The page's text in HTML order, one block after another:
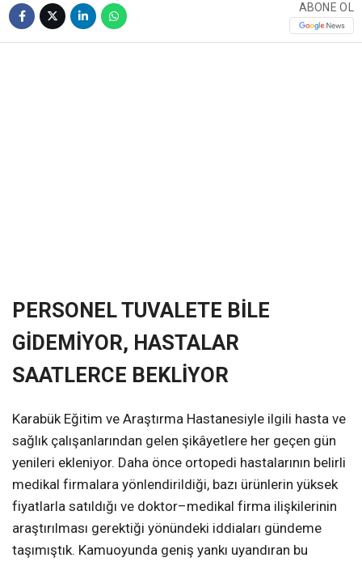
ABONE OL
PERSONEL TUVALETE BİLE
GİDEMİYOR, HASTALAR
SAATLERCE BEKLİYOR
Karabük Eğitim ve Araştırma Hastanesiyle ilgili hasta ve
sağlık çalışanlarından gelen şikâyetlere her geçen gün
yenileri ekleniyor. Daha önce ortopedi hastalarının belirli
medikal firmalara yönlendirildiği, bazı ürünlerin yüksek
fiyatlarla satıldığı ve doktor–medikal firma ilişkilerinin
araştırılması gerektiği yönündeki iddiaları gündeme
taşımıştık. Kamuoyunda geniş yankı uyandıran bu